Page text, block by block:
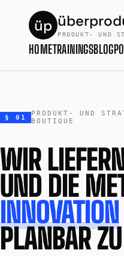
üp PRODUKT- UND
HOMETRAININGSBLOG
§ 01
PRODUKT- UND
BOUTIQUE
WIR
UND DIE
INNOVATION
PLANBAR